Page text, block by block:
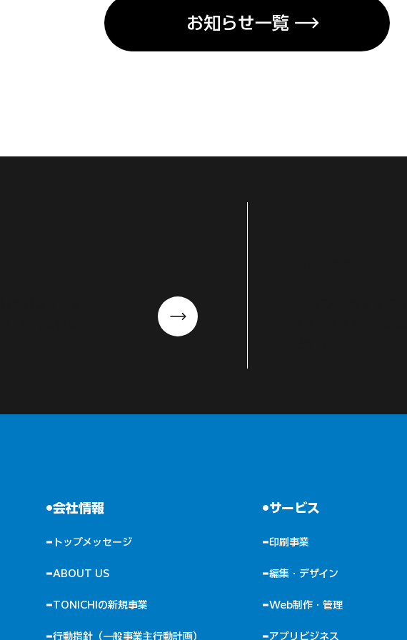
お知らせ一覧
会社情報
トップメッセージ
ABOUT US
TONICHIの新規事業
行動指針（一般事業主行動計画）
サービス
印刷事業
編集・デザイン
Web制作・管理
アプリビジネス